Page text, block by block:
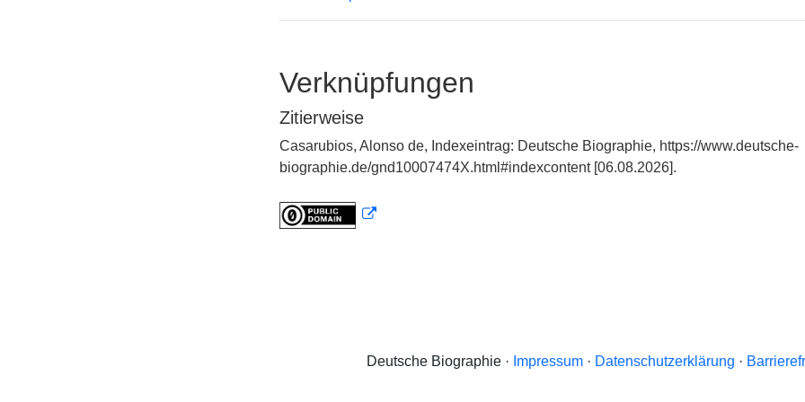
Verknüpfungen
Zitierweise
Casarubios, Alonso de, Indexeintrag: Deutsche Biographie, https://www.deutsche-
biographie.de/gnd10007474X.html#indexcontent [06.08.2026].
Deutsche Biographie · Impressum · Datenschutzerklärung ·